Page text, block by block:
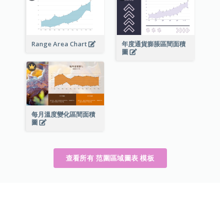
Range Area Chart
年度通貨膨脹區間面積
圖
每月溫度變化區間面積
圖
查看所有 范圍區域圖表 模板